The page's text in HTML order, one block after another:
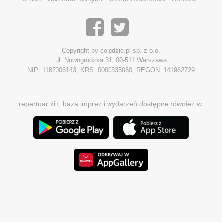
Copyright by coigdzie.pl sp. z o.o.
ul. Nowogrodzka 31, 00-511 Warszawa
NIP: 1182006143, KRS: 0000335060, REGON: 141962729
repertuar kin, baza imprez i wydarzeń dostępne również w: